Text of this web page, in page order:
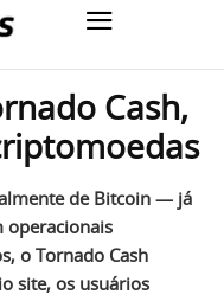
Cash,
de Bitcoin — já
operacionais
o Tornado Cash
site, os usuários